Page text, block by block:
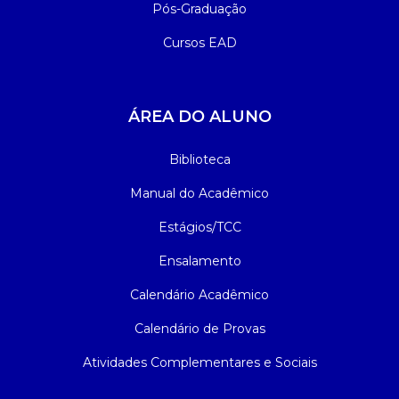
Pós-Graduação
Cursos EAD
ÁREA DO ALUNO
Biblioteca
Manual do Acadêmico
Estágios/TCC
Ensalamento
Calendário Acadêmico
Calendário de Provas
Atividades Complementares e Sociais